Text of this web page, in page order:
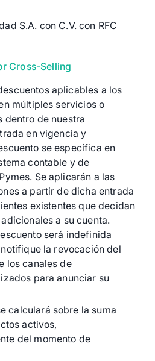
S.A. con C.V. con RFC
Cross-Selling
aplicables a los
múltiples servicios o
dentro de nuestra
en vigencia y
se específica en
contable y de
Se aplicarán a las
a partir de dicha entrada
existentes que decidan
a su cuenta.
será indefinida
la revocación del
los canales de
para anunciar su
calculará sobre la suma
activos,
del momento de